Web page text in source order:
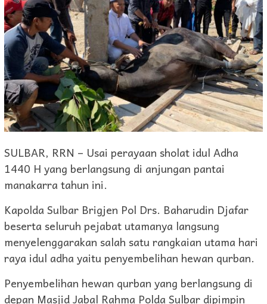
SULBAR, RRN – Usai perayaan sholat idul Adha
1440 H yang berlangsung di anjungan pantai
manakarra tahun ini.
Kapolda Sulbar Brigjen Pol Drs. Baharudin Djafar
beserta seluruh pejabat utamanya langsung
menyelenggarakan salah satu rangkaian utama hari
raya idul adha yaitu penyembelihan hewan qurban.
Penyembelihan hewan qurban yang berlangsung di
depan Masjid Jabal Rahma Polda Sulbar dipimpin